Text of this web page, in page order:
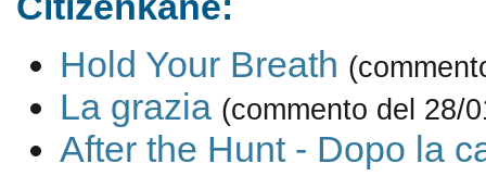
Hold Your Breath
La grazia (commento del 28/
After the Hunt - Dopo la